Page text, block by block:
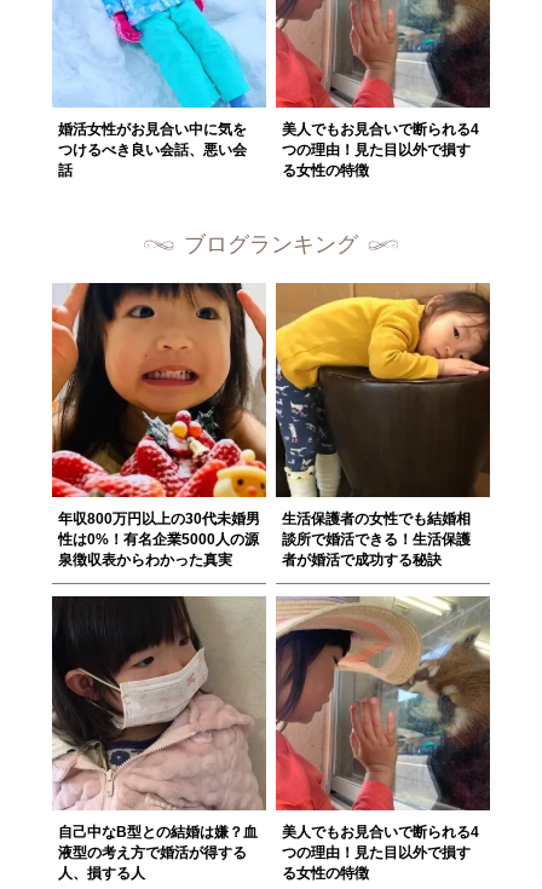
婚活女性がお見合い中に気を
つけるべき良い会話、悪い会
話
美人でもお見合いで断られる4
つの理由！見た目以外で損す
る女性の特徴
ブログランキング
年収800万円以上の30代未婚男
性は0%！有名企業5000人の源
泉徴収表からわかった真実
生活保護者の女性でも結婚相
談所で婚活できる！生活保護
者が婚活で成功する秘訣
自己中なB型との結婚は嫌？血
液型の考え方で婚活が得する
人、損する人
美人でもお見合いで断られる4
つの理由！見た目以外で損す
る女性の特徴